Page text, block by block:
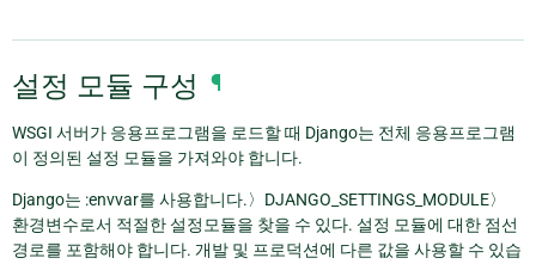
설정 모듈 구성 ¶
WSGI 서버가 응용프로그램을 로드할 때 Django는 전체 응용프로그램
이 정의된 설정 모듈을 가져와야 합니다.
Django는 :envvar를 사용합니다.〉DJANGO_SETTINGS_MODULE〉
환경변수로서 적절한 설정모듈을 찾을 수 있다. 설정 모듈에 대한 점선
경로를 포함해야 합니다. 개발 및 프로덕션에 다른 값을 사용할 수 있습